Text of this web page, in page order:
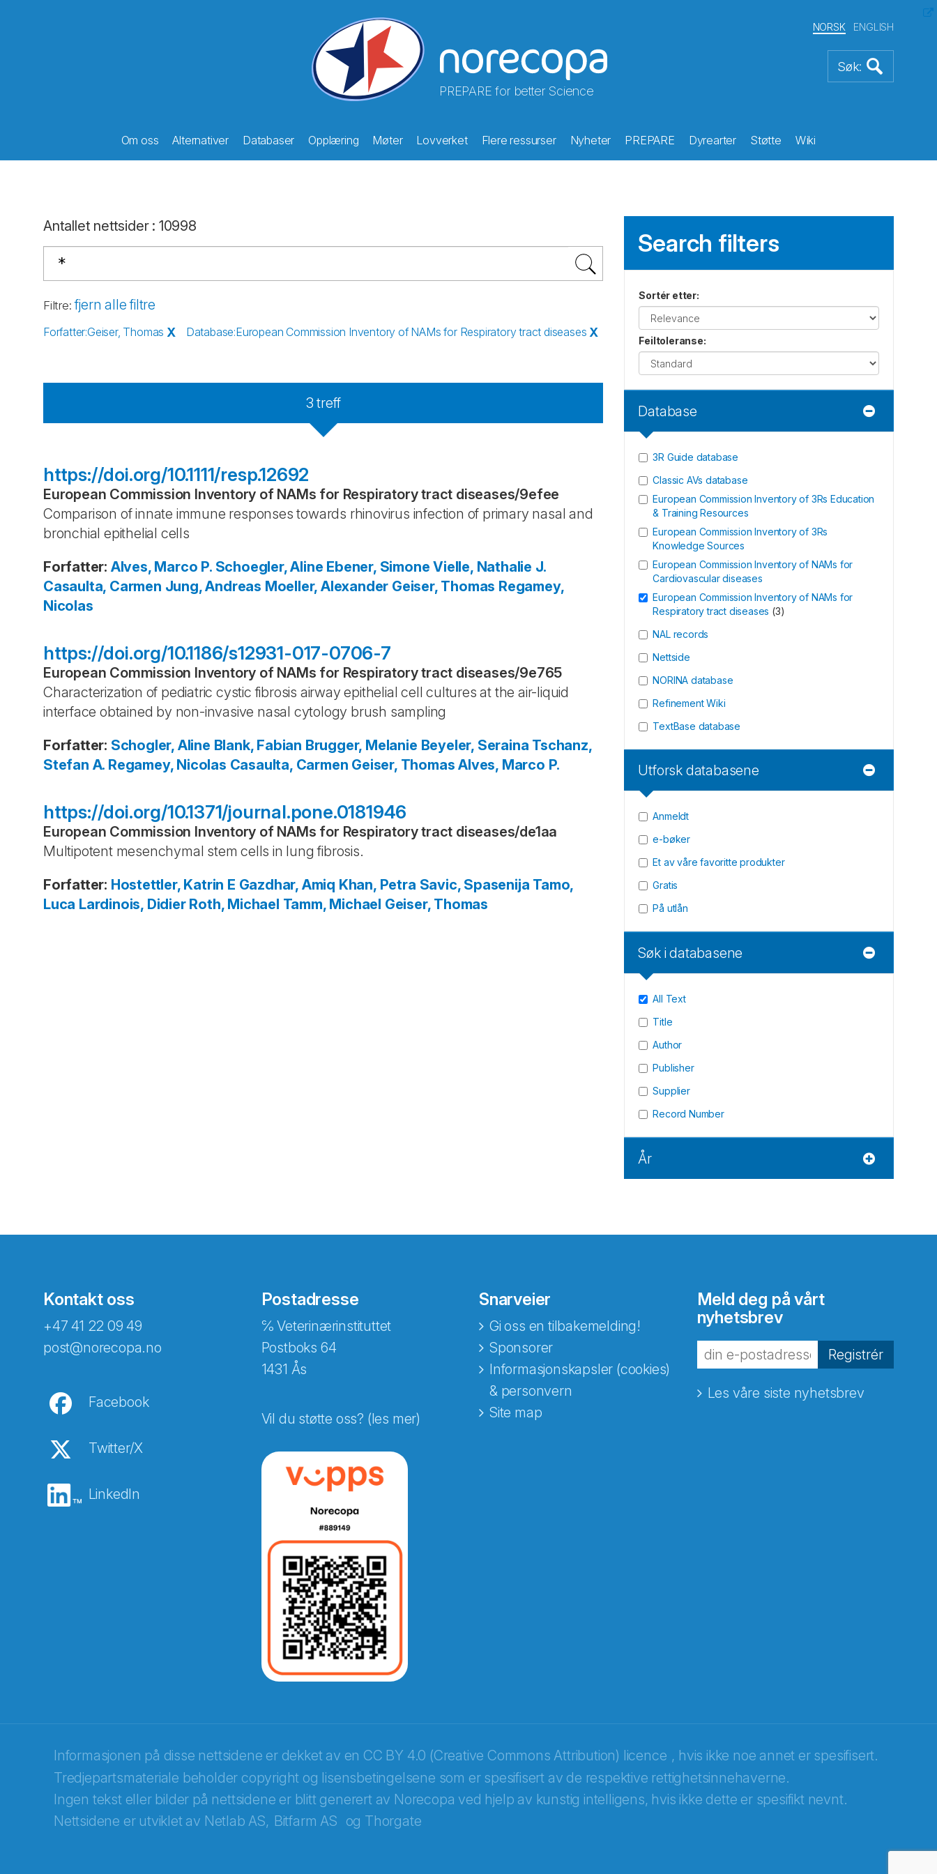
PREPARE for better Science
NORSK ENGLISH
Om oss Alternativer Databaser Opplæring Møter Lovverket Flere ressurser Nyheter PREPARE Dyrearter Støtte Wiki
Antallet nettsider: 10998
Filtre: fjern alle filtre
Forfatter:Geiser, Thomas X Database:European Commission Inventory of NAMs for Respiratory tract diseases X
3 treff
https://doi.org/10.1111/resp.12692
European Commission Inventory of NAMs for Respiratory tract diseases/9efee
Comparison of innate immune responses towards rhinovirus infection of primary nasal and
bronchial epithelial cells
Forfatter: Alves, Marco P. Schoegler, Aline Ebener, Simone Vielle, Nathalie J.
Casaulta, Carmen Jung, Andreas Moeller, Alexander Geiser, Thomas Regamey,
Nicolas
https://doi.org/10.1186/s12931-017-0706-7
European Commission Inventory of NAMs for Respiratory tract diseases/9e765
Characterization of pediatric cystic fibrosis airway epithelial cell cultures at the air-liquid
interface obtained by non-invasive nasal cytology brush sampling
Forfatter: Schogler, Aline Blank, Fabian Brugger, Melanie Beyeler, Seraina Tschanz,
Stefan A. Regamey, Nicolas Casaulta, Carmen Geiser, Thomas Alves, Marco P.
https://doi.org/10.1371/journal.pone.0181946
European Commission Inventory of NAMs for Respiratory tract diseases/de1aa
Multipotent mesenchymal stem cells in lung fibrosis.
Forfatter: Hostettler, Katrin E Gazdhar, Amiq Khan, Petra Savic, Spasenija Tamo,
Luca Lardinois, Didier Roth, Michael Tamm, Michael Geiser, Thomas
Search filters
Sortér etter:
Feiltoleranse:
Database
3R Guide database
Classic AVs database
European Commission Inventory of 3Rs Education
& Training Resources
European Commission Inventory of 3Rs
Knowledge Sources
European Commission Inventory of NAMs for
Cardiovascular diseases
European Commission Inventory of NAMs for
Respiratory tract diseases (3)
NAL records
Nettside
NORINA database
Refinement Wiki
TextBase database
Utforsk databasene
Anmeldt
e-bøker
Et av våre favoritte produkter
Gratis
På utlån
Søk i databasene
All Text
Title
Author
Publisher
Supplier
Record Number
År
Kontakt oss
+47 41 22 09 49
post@norecopa.no
Facebook
Twitter/X
LinkedIn
Postadresse
℅ Veterinærinstituttet
Postboks 64
1431 Ås
Vil du støtte oss? (les mer)
Snarveier
Gi oss en tilbakemelding!
Sponsorer
Informasjonskapsler (cookies)
& personvern
Site map
Meld deg på vårt
nyhetsbrev
Registrér
Les våre siste nyhetsbrev
Informasjonen på disse nettsidene er dekket av en CC BY 4.0 (Creative Commons Attribution) licence , hvis ikke noe annet er spesifisert.
Tredjepartsmateriale beholder copyright og lisensbetingelsene som er spesifisert av de respektive rettighetsinnehaverne.
Ingen tekst eller bilder på nettsidene er blitt generert av Norecopa ved hjelp av kunstig intelligens, hvis ikke dette er spesifikt nevnt.
Nettsidene er utviklet av Netlab AS, Bitfarm AS og Thorgate
Recaptcha